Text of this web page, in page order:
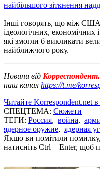
найбільшого зіткнення
Інші говорять, що між
ідеологічних, економічних
які змогли б викликати
найближчого року.
Новини від
наш канал https://t.me/
Читайте Korrespondent.net
СПЕЦТЕМА: Сюжети
ТЕГИ: Россия, война,
ядерное оружие, ядерная
Якщо ви помітили помилку,
натисніть Ctrl + Enter, щоб